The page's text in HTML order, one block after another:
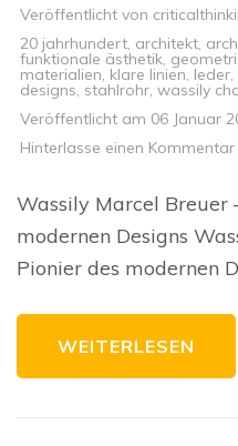
Veröffentlicht von
20 jahrhundert, architekt,
funktionale ästhetik,
materialien, klare linien, leder,
designs, stahlrohr, wassily
Veröffentlicht am 06 Januar
Hinterlasse einen Kommentar
Wassily Marcel Breuer
modernen Designs
Pionier des modernen
WEITERLESEN